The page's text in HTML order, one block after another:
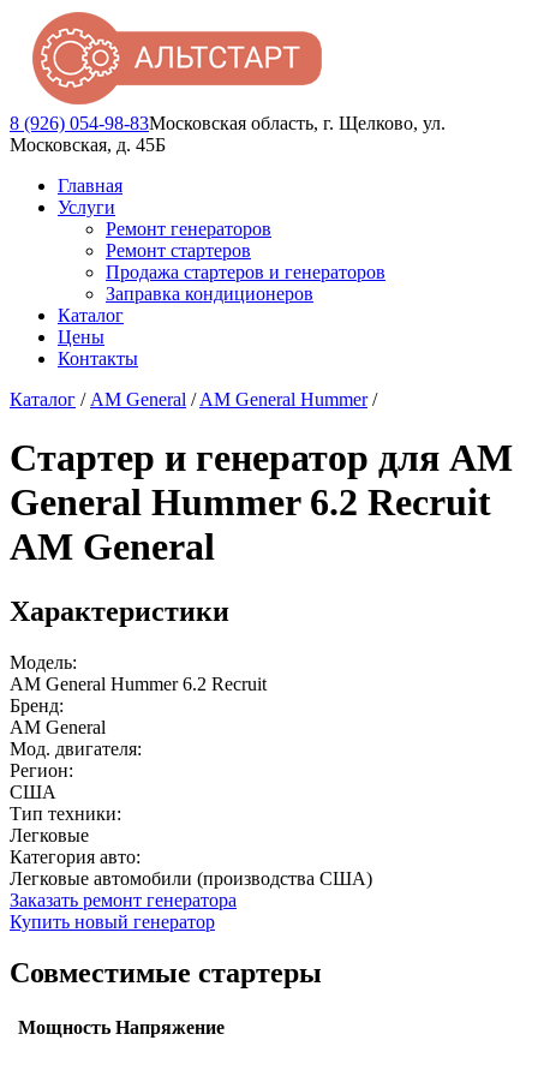
8 (926) 054-98-83Московская область, г. Щелково, ул.
Московская, д. 45Б
Главная
Услуги
Ремонт генераторов
Ремонт стартеров
Продажа стартеров и генераторов
Заправка кондиционеров
Каталог
Цены
Контакты
Каталог / AM General /AM General Hummer/
Стартер и генератор для AM
General Hummer 6.2 Recruit
AM General
Характеристики
Модель:
AM General Hummer 6.2 Recruit
Бренд:
AM General
Мод. двигателя:
Регион:
США
Тип техники:
Легковые
Категория авто:
Легковые автомобили (производства США)
Заказать ремонт генератора
Купить новый генератор
Совместимые стартеры
Мощность Напряжение